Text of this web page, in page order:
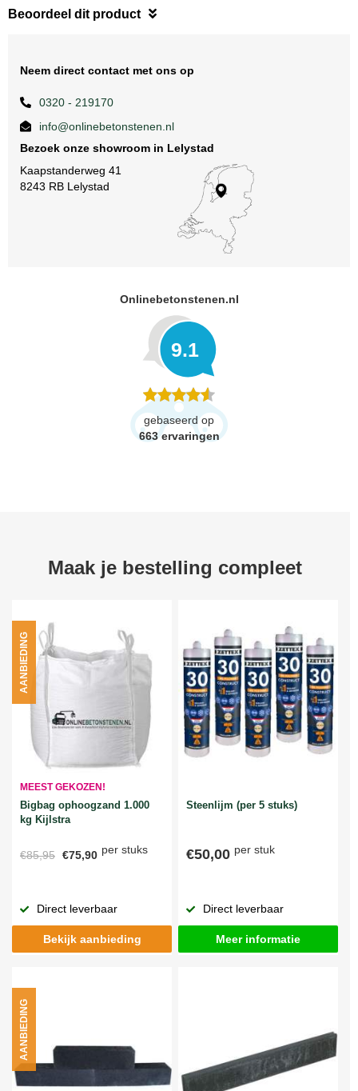
Beoordeel dit product
Neem direct contact met ons op
0320 - 219170
info@onlinebetonstenen.nl
Bezoek onze showroom in Lelystad
Kaapstanderweg 41
8243 RB Lelystad
Onlinebetonstenen.nl
9.1
gebaseerd op
663 ervaringen
Maak je bestelling compleet
MEEST GEKOZEN!
Bigbag ophoogzand 1.000
kg Kijlstra
€85,95 €75,90 per stuks
AANBIEDING
Direct leverbaar
Bekijk aanbieding
Steenlijm (per 5 stuks)
€50,00 per stuk
Direct leverbaar
Meer informatie
AANBIEDING